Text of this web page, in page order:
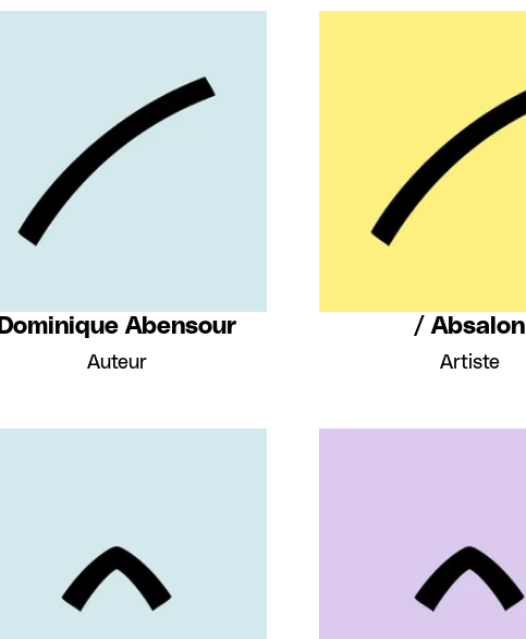
Dominique Abensour
Auteur
/ Absalon
Artiste